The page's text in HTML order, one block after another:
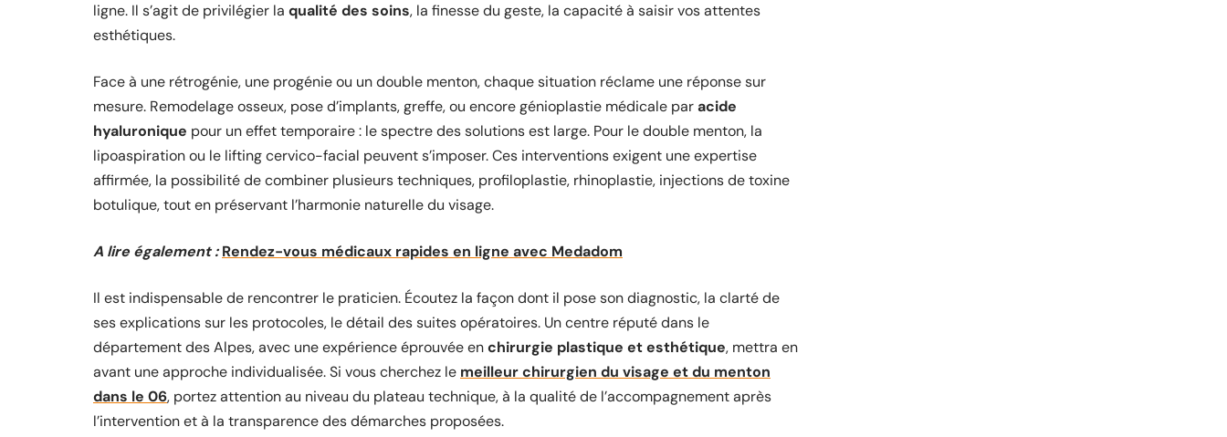
ligne. Il s’agit de privilégier la qualité des soins, la finesse du geste, la capacité à saisir vos attentes
esthétiques.
Face à une rétrogénie, une progénie ou un double menton, chaque situation réclame une réponse sur
mesure. Remodelage osseux, pose d’implants, greffe, ou encore génioplastie médicale paracide
hyaluronique pour un effet temporaire : le spectre des solutions est large. Pour le double menton, la
lipoaspiration ou le lifting cervico-facial peuvent s’imposer. Ces interventions exigent une expertise
affirmée, la possibilité de combiner plusieurs techniques, profiloplastie, rhinoplastie, injections de toxine
botulique, tout en préservant l’harmonie naturelle du visage.
A lire également : Rendez-vous médicaux rapides en ligne avec Medadom
Il est indispensable de rencontrer le praticien. Écoutez la façon dont il pose son diagnostic, la clarté de
ses explications sur les protocoles, le détail des suites opératoires. Un centre réputé dans le
département des Alpes, avec une expérience éprouvée enchirurgie plastique et esthétique, mettra en
avant une approche individualisée. Si vous cherchez le meilleur chirurgien du visage et du menton
dans le 06, portez attention au niveau du plateau technique, à la qualité de l’accompagnement après
l’intervention et à la transparence des démarches proposées.